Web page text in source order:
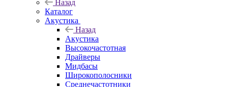
Назад
Каталог
Акустика
Назад
Акустика
Высокочастотная
Драйверы
Мидбасы
Широкополосники
Среднечастотники